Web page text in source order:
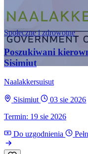
Społeczne i zdrowotne
Poszukiwani
Sisimiut
Naalakkersuisut
Sisimiut
03 sie 2026
Termin: 19 sie 2026
Do uzgodnienia